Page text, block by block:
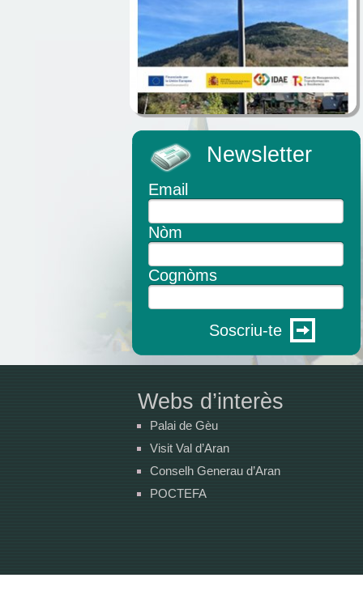
Newsletter
Email
Nòm
Cognòms
Soscriu-te
Webs d’interès
Palai de Gèu
Visit Val d’Aran
Conselh Generau d’Aran
POCTEFA